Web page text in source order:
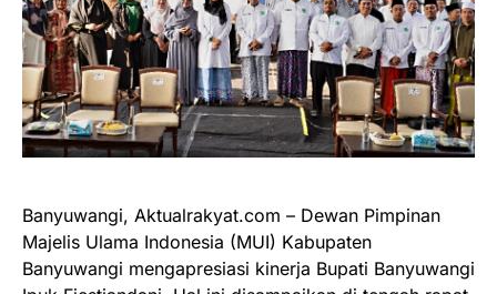
Banyuwangi, Aktualrakyat.com – Dewan Pimpinan
Majelis Ulama Indonesia (MUI) Kabupaten
Banyuwangi mengapresiasi kinerja Bupati Banyuwangi